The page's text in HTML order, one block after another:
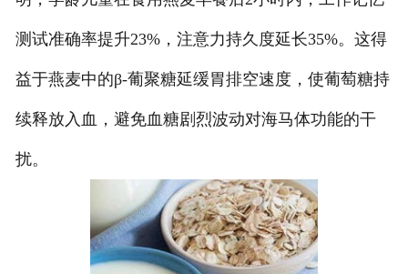
测试准确率提升23%，注意力持久度延长35%。这得
益于燕麦中的β-葡聚糖延缓胃排空速度，使葡萄糖持
续释放入血，避免血糖剧烈波动对海马体功能的干
扰。